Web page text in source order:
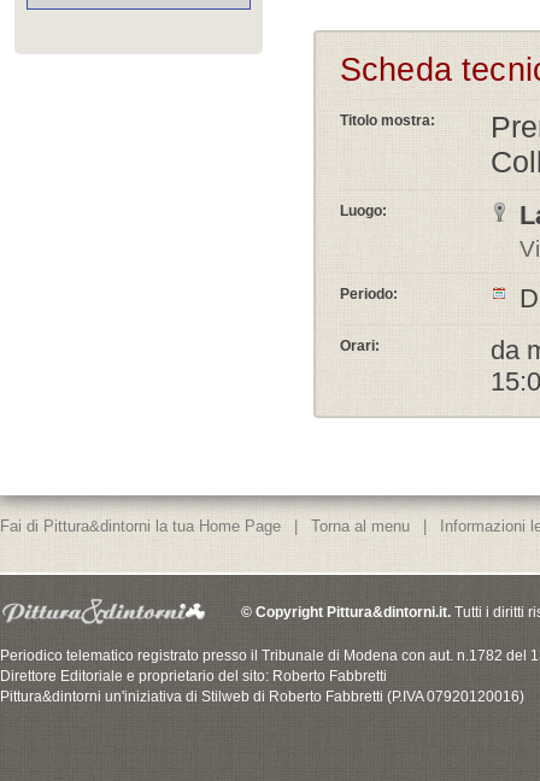
Scheda
Titolo mostra:
Luogo:
Periodo:
Orari:
da
Fai di Pittura&dintorni la tua Home Page Torna al menu Informazioni
© Copyright Pittura&dintorni.it. Tutti i diritti
Periodico telematico registrato presso il Tribunale di Modena con aut. n.1782
Direttore Editoriale e proprietario del sito: Roberto Fabbretti
Pittura&dintorni un'iniziativa di Stilweb di Roberto Fabbretti (P.IVA 07920120016)